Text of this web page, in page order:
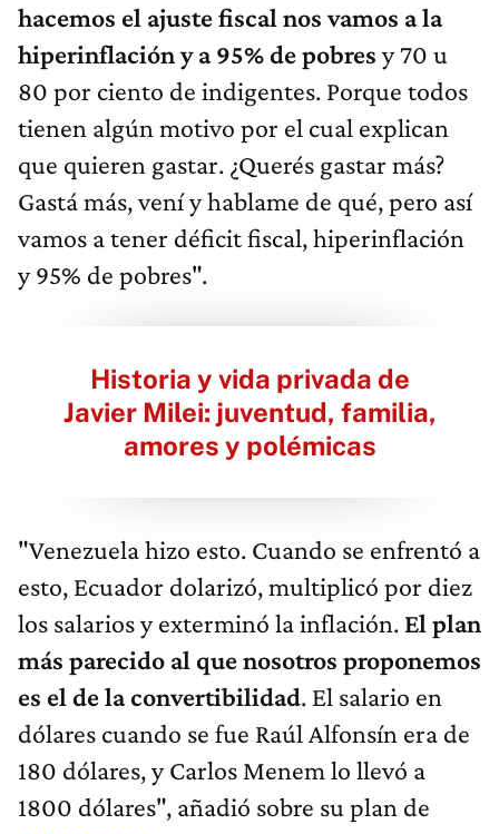
hacemos el ajuste fiscal nos vamos a la
hiperinflación y a 95% de pobres y 70 u
80 por ciento de indigentes. Porque todos
tienen algún motivo por el cual explican
que quieren gastar. ¿Querés gastar más?
Gastá más, vení y hablame de qué, pero así
vamos a tener déficit fiscal, hiperinflación
y 95% de pobres".
Historia y vida privada de
Javier Milei: juventud, familia,
amores y polémicas
"Venezuela hizo esto. Cuando se enfrentó a
esto, Ecuador dolarizó, multiplicó por diez
los salarios y exterminó la inflación. El plan
más parecido al que nosotros proponemos
es el de la convertibilidad. El salario en
dólares cuando se fue Raúl Alfonsín era de
180 dólares, y Carlos Menem lo llevó a
1800 dólares", añadió sobre su plan de